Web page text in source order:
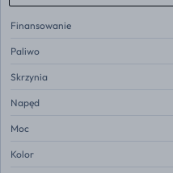
Finansowanie
Paliwo
Skrzynia
Napęd
Moc
Kolor